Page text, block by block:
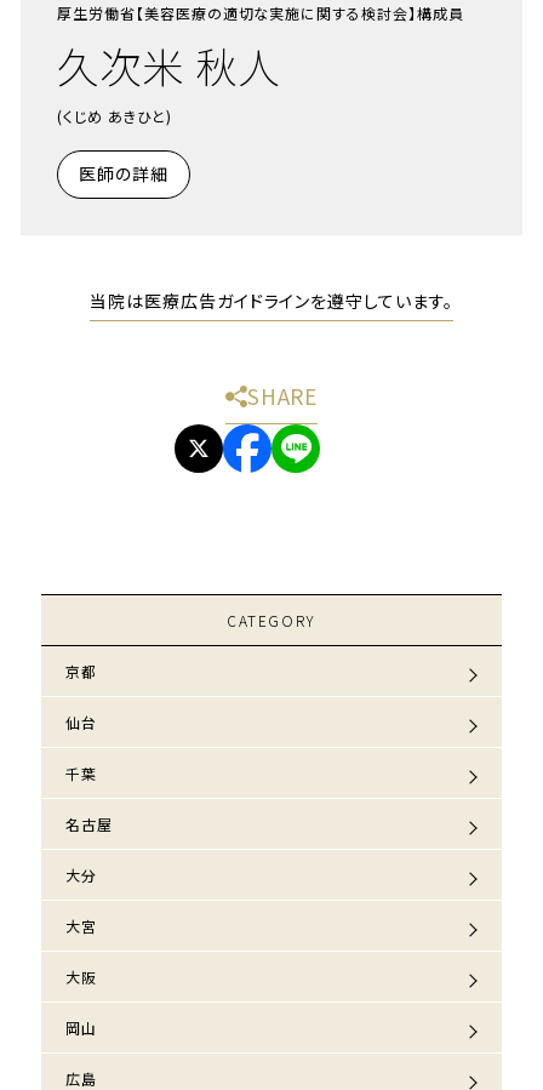
厚生労働省【美容医療の適切な実施に関する検討会】構成員
久次米 秋人
(くじめ あきひと)
医師の詳細
当院は医療広告ガイドラインを遵守しています。
SHARE
CATEGORY
京都
仙台
千葉
名古屋
大分
大宮
大阪
岡山
広島